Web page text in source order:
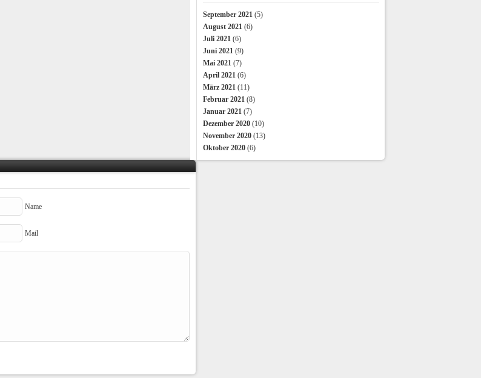
September 2021 (5)
August 2021 (6)
Juli 2021 (6)
Juni 2021 (9)
Mai 2021 (7)
April 2021 (6)
März 2021 (11)
Februar 2021 (8)
Januar 2021 (7)
Dezember 2020 (10)
November 2020 (13)
Oktober 2020 (6)
Name
Mail